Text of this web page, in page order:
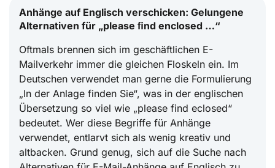
Anhänge auf Englisch verschicken: Gelungene
Alternativen für „please ﬁnd enclosed …“
Oftmals brennen sich im geschäftlichen E-
Mailverkehr immer die gleichen Floskeln ein. Im
Deutschen verwendet man gerne die Formulierung
„In der Anlage finden Sie“, was in der englischen
Übersetzung so viel wie „please find eclosed“
bedeutet. Wer diese Begriffe für Anhänge
verwendet, entlarvt sich als wenig kreativ und
altbacken. Grund genug, sich auf die Suche nach